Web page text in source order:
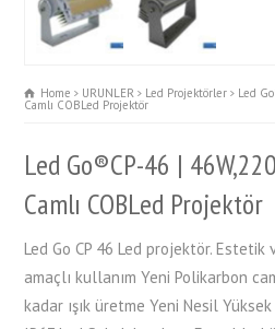
Home URUNLER Led Projektörler Led
Camlı COBLed Projektör
Led Go®CP-46 |
Camlı COBLed Projektör
Led Go CP 46 Led projektör. Estetik
amaçlı kullanım Yeni Polikarbon
kadar ışık üretme Yeni Nesil Yüksek